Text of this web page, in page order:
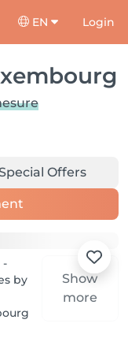
EN Login
Offers
Show
more